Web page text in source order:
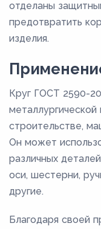
отделаны
предотвратить
изделия.
Круг ГОСТ 2590-
строительстве,
Он может
различных
оси, шестерни,
другие.
Благодаря своей